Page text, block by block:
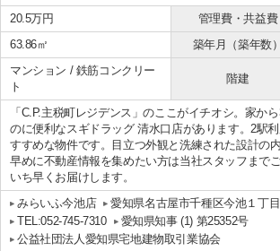
20.5万円 管理費・共益費
63.86㎡ 築年月（築年数）
マンション / 鉄筋コンクリー
ト
階建
「C.P.主税町レジデンス」のここがイチオシ。家か
のに便利なスギドラッグ 清水口店があります。2駅
すすめな物件です。目立つ外観と洗練された設計の
早めに不動産情報を集めたい方は当社スタッフまで
いち早くお届けします。
みらいふ今池店
愛知県名古屋市千種区今池１丁
TEL:052-745-7310
愛知県知事 (1) 第25352号
公益社団法人愛知県宅地建物取引業協会